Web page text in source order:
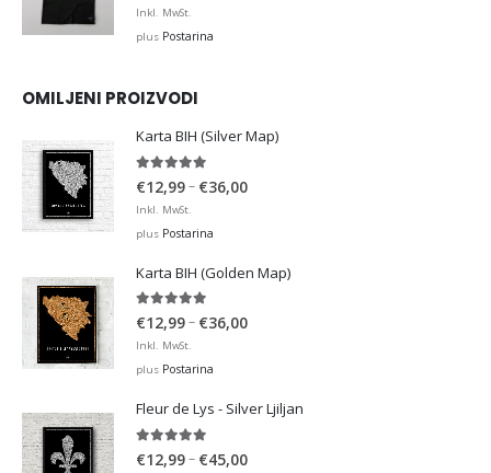
Inkl. MwSt.
plus Postarina
OMILJENI PROIZVODI
Karta BIH (Silver Map)
€12,99– €36,00Price
€36,00
Inkl. MwSt.
plus Postarina
Karta BIH (Golden Map)
4.93out of 5
€12,99– €36,00Price
€36,00
Inkl. MwSt.
plus Postarina
Fleur de Lys - Silver Ljiljan
€12,99– €45,00Price